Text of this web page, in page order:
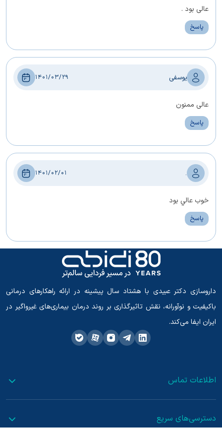
عالی بود .
پاسخ
یوسفی 1401/03/29
عالی ممنون
پاسخ
.
1401/02/01
خوب عالي بود
پاسخ
داروسازی دکتر عبیدی با هشتاد سال پیشینه در ارائه راهکارهای درمانی
باکیفیت و نوآورانه، نقش تاثیرگذاری بر روند درمان بیماری‌های غیرواگیر در
ایران ایفا می‌کند.
اطلاعات تماس
دسترسی‌های سریع